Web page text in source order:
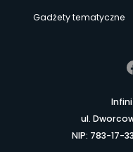
Gadżety tematyczne
ul.
NIP: 783-17-